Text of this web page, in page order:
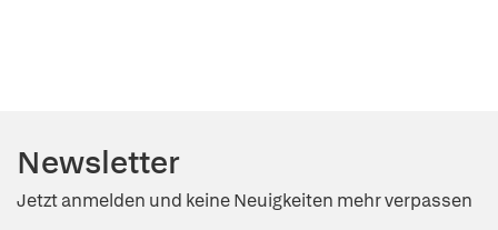
Newsletter
Jetzt anmelden und keine Neuigkeiten mehr verpassen